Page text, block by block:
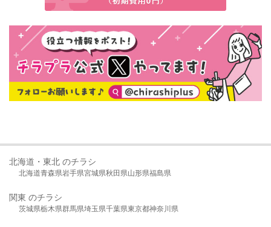
北海道・東北 のチラシ
北海道青森県岩手県宮城県秋田県山形県福島県
関東 のチラシ
茨城県栃木県群馬県埼玉県千葉県東京都神奈川県